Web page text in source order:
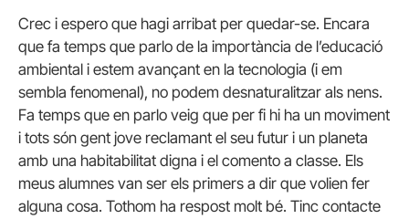
Crec i espero que hagi arribat per quedar-se. Encara
que fa temps que parlo de la importància de l’educació
ambiental i estem avançant en la tecnologia (i em
sembla fenomenal), no podem desnaturalitzar als nens.
Fa temps que en parlo veig que per fi hi ha un moviment
i tots són gent jove reclamant el seu futur i un planeta
amb una habitabilitat digna i el comento a classe. Els
meus alumnes van ser els primers a dir que volien fer
alguna cosa. Tothom ha respost molt bé. Tinc contacte